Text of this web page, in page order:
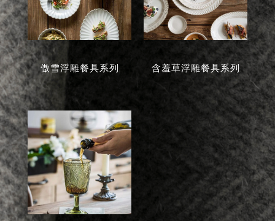
傲雪浮雕餐具系列 含羞草浮雕餐具系列